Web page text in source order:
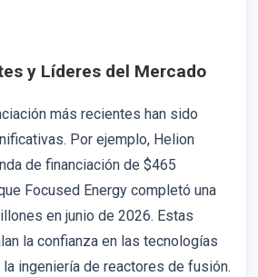
y Líderes del Mercado
más recientes han sido
Por ejemplo, Helion
de financiación de $465
Focused Energy completó una
en junio de 2026. Estas
la confianza en las tecnologías
ingeniería de reactores de fusión.